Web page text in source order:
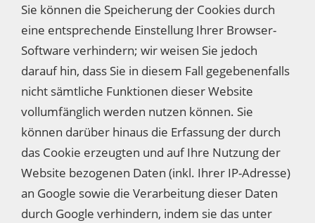
Sie können die Speicherung der Cookies durch
eine entsprechende Einstellung Ihrer Browser-
Software verhindern; wir weisen Sie jedoch
darauf hin, dass Sie in diesem Fall gegebenenfalls
nicht sämtliche Funktionen dieser Website
vollumfänglich werden nutzen können. Sie
können darüber hinaus die Erfassung der durch
das Cookie erzeugten und auf Ihre Nutzung der
Website bezogenen Daten (inkl. Ihrer IP-Adresse)
an Google sowie die Verarbeitung dieser Daten
durch Google verhindern, indem sie das unter